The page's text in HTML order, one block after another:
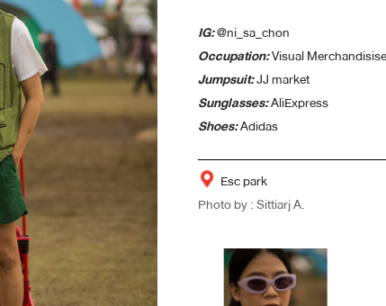
IG:@ni_sa_chon
Occupation:Visual
Jumpsuit:JJ market
Sunglasses:AliExpress
Shoes:Adidas
Esc park
Photo by : Sittiarj A.